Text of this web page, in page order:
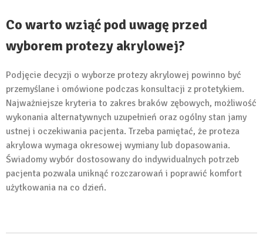
Co warto wziąć pod uwagę przed
wyborem protezy akrylowej?
Podjęcie decyzji o wyborze protezy akrylowej powinno być
przemyślane i omówione podczas konsultacji z protetykiem.
Najważniejsze kryteria to zakres braków zębowych, możliwość
wykonania alternatywnych uzupełnień oraz ogólny stan jamy
ustnej i oczekiwania pacjenta. Trzeba pamiętać, że proteza
akrylowa wymaga okresowej wymiany lub dopasowania.
Świadomy wybór dostosowany do indywidualnych potrzeb
pacjenta pozwala uniknąć rozczarowań i poprawić komfort
użytkowania na co dzień.